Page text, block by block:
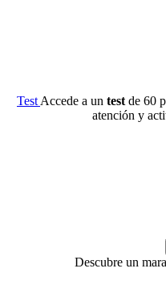
Test Accede a un test de 60
atención y
Descubre un